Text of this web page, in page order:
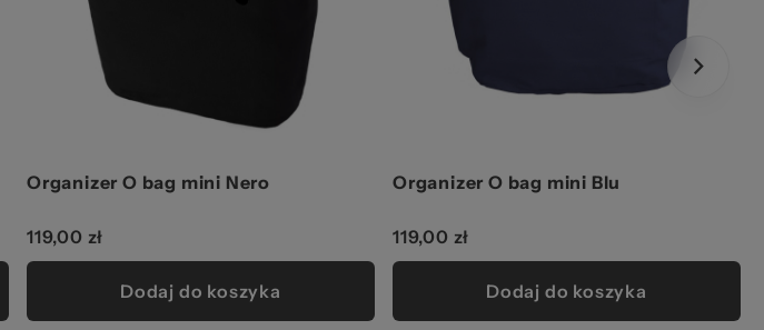
Organizer O bag mini Nero
119,00 zł
Dodaj do koszyka
Organizer O bag mini Blu
119,00 zł
Dodaj do koszyka